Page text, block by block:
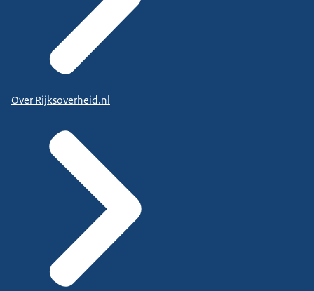
Over Rijksoverheid.nl